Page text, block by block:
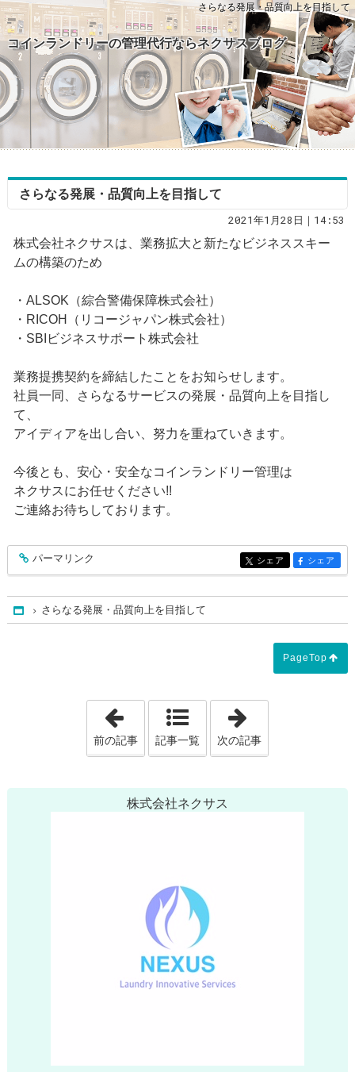
さらなる発展・品質向上を目指して
コインランドリーの管理代行ならネクサスブログ
さらなる発展・品質向上を目指して
2021年1月28日｜14:53
株式会社ネクサスは、業務拡大と新たなビジネススキー
ムの構築のため
・ALSOK（綜合警備保障株式会社）
・RICOH（リコージャパン株式会社）
・SBIビジネスサポート株式会社
業務提携契約を締結したことをお知らせします。
社員一同、さらなるサービスの発展・品質向上を目指し
て、
アイディアを出し合い、努力を重ねていきます。
今後とも、安心・安全なコインランドリー管理は
ネクサスにお任せください!!
ご連絡お待ちしております。
entry159
パーマリンク entry159
シェア entry159
シェア
Home
さらなる発展・品質向上を目指して
PageTop
「謹賀新年！！」
前の記事 記事一覧 次の記事
株式会社ネクサス